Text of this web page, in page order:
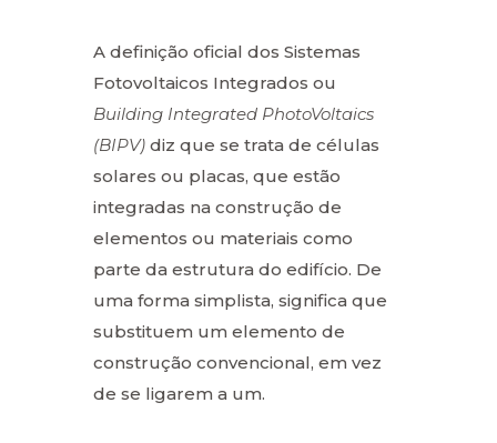
A definição oficial dos Sistemas
Fotovoltaicos Integrados ou
Building Integrated PhotoVoltaics
(BIPV) diz que se trata de células
solares ou placas, que estão
integradas na construção de
elementos ou materiais como
parte da estrutura do edifício. De
uma forma simplista, significa que
substituem um elemento de
construção convencional, em vez
de se ligarem a um.